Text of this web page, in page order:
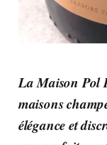
La Maison Pol
maisons
élégance et